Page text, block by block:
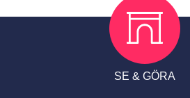
BRA ATT VETA
SE & GÖRA